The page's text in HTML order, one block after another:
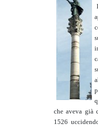
che aveva
1526